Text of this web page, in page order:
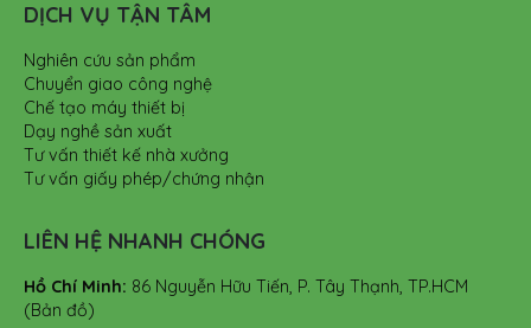
DỊCH VỤ TẬN TÂM
Nghiên cứu sản phẩm
Chuyển giao công nghệ
Chế tạo máy thiết bị
Dạy nghề sản xuất
Tư vấn thiết kế nhà xưởng
Tư vấn giấy phép/chứng nhận
LIÊN HỆ NHANH CHÓNG
Hồ Chí Minh: 86 Nguyễn Hữu Tiến, P. Tây Thạnh, TP.HCM
(Bản đồ)